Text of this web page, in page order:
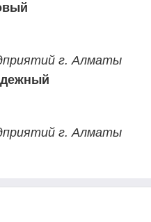
г. Алматы
г. Алматы